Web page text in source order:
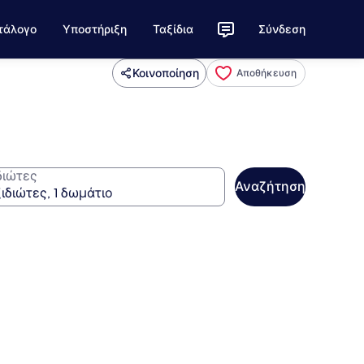
Υποστήριξη Ταξίδια Σύνδεση
Κοινοποίηση Αποθήκευση
Αναζήτηση